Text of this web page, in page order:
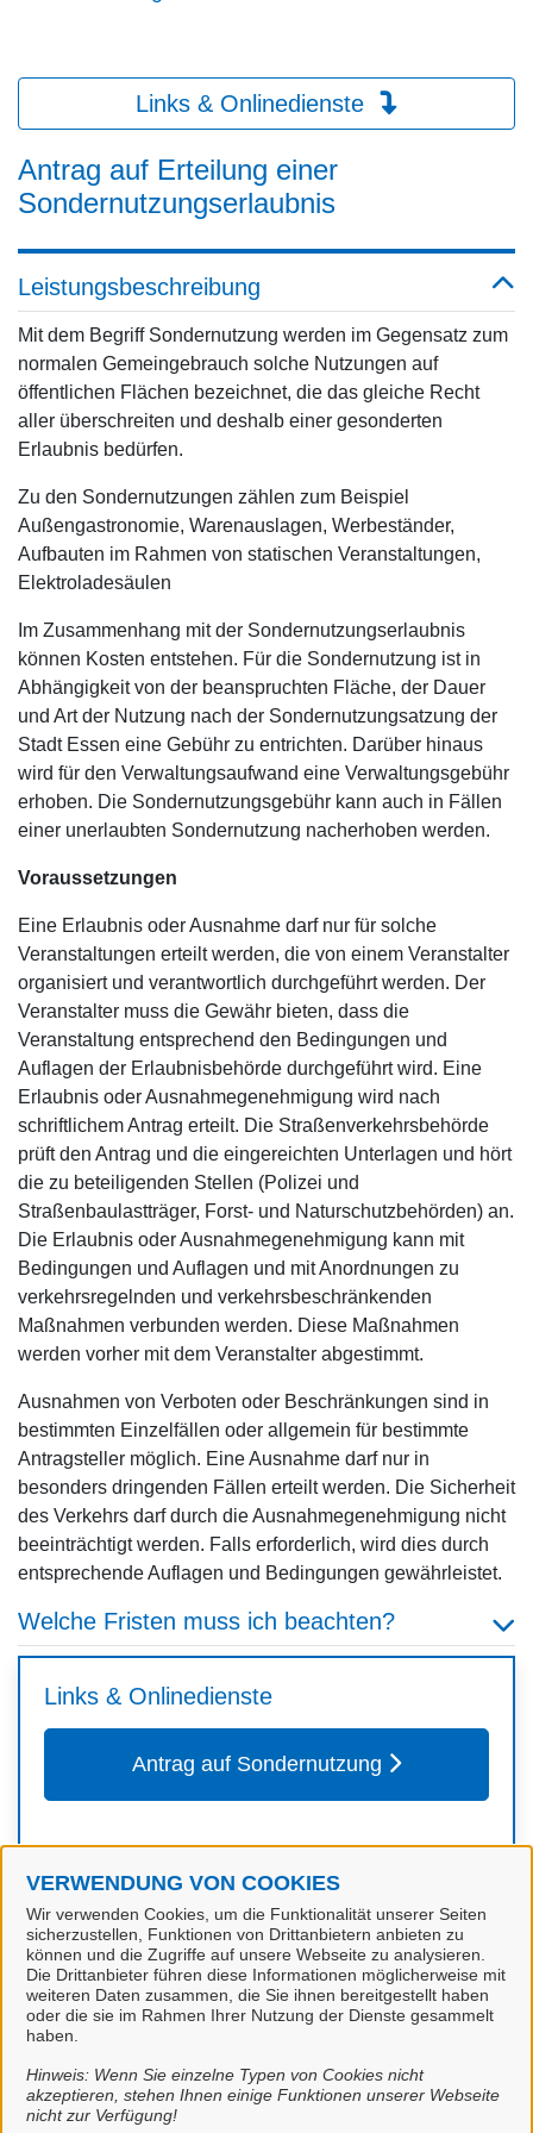
VERWENDUNG VON COOKIES
Wir verwenden Cookies, um die Funktionalität unserer Seiten
sicherzustellen, Funktionen von Drittanbietern anbieten zu
können und die Zugriffe auf unsere Webseite zu analysieren.
Die Drittanbieter führen diese Informationen möglicherweise mit
weiteren Daten zusammen, die Sie ihnen bereitgestellt haben
oder die sie im Rahmen Ihrer Nutzung der Dienste gesammelt
haben.
Hinweis: Wenn Sie einzelne Typen von Cookies nicht
akzeptieren, stehen Ihnen einige Funktionen unserer Webseite
nicht zur Verfügung!
Links & Onlinedienste
Antrag auf Erteilung einer
Sondernutzungserlaubnis
Leistungsbeschreibung
Mit dem Begriff Sondernutzung werden im Gegensatz zum
normalen Gemeingebrauch solche Nutzungen auf
öffentlichen Flächen bezeichnet, die das gleiche Recht
aller überschreiten und deshalb einer gesonderten
Erlaubnis bedürfen.
Zu den Sondernutzungen zählen zum Beispiel
Außengastronomie, Warenauslagen, Werbeständer,
Aufbauten im Rahmen von statischen Veranstaltungen,
Elektroladesäulen
Im Zusammenhang mit der Sondernutzungserlaubnis
können Kosten entstehen. Für die Sondernutzung ist in
Abhängigkeit von der beanspruchten Fläche, der Dauer
und Art der Nutzung nach der Sondernutzungsatzung der
Stadt Essen eine Gebühr zu entrichten. Darüber hinaus
wird für den Verwaltungsaufwand eine Verwaltungsgebühr
erhoben. Die Sondernutzungsgebühr kann auch in Fällen
einer unerlaubten Sondernutzung nacherhoben werden.
Voraussetzungen
Eine Erlaubnis oder Ausnahme darf nur für solche
Veranstaltungen erteilt werden, die von einem Veranstalter
organisiert und verantwortlich durchgeführt werden. Der
Veranstalter muss die Gewähr bieten, dass die
Veranstaltung entsprechend den Bedingungen und
Auflagen der Erlaubnisbehörde durchgeführt wird. Eine
Erlaubnis oder Ausnahmegenehmigung wird nach
schriftlichem Antrag erteilt. Die Straßenverkehrsbehörde
prüft den Antrag und die eingereichten Unterlagen und hört
die zu beteiligenden Stellen (Polizei und
Straßenbaulastträger, Forst- und Naturschutzbehörden) an.
Die Erlaubnis oder Ausnahmegenehmigung kann mit
Bedingungen und Auflagen und mit Anordnungen zu
verkehrsregelnden und verkehrsbeschränkenden
Maßnahmen verbunden werden. Diese Maßnahmen
werden vorher mit dem Veranstalter abgestimmt.
Ausnahmen von Verboten oder Beschränkungen sind in
bestimmten Einzelfällen oder allgemein für bestimmte
Antragsteller möglich. Eine Ausnahme darf nur in
besonders dringenden Fällen erteilt werden. Die Sicherheit
des Verkehrs darf durch die Ausnahmegenehmigung nicht
beeinträchtigt werden. Falls erforderlich, wird dies durch
entsprechende Auflagen und Bedingungen gewährleistet.
Welche Fristen muss ich beachten?
Links & Onlinedienste
Antrag auf Sondernutzung
Kontakt
Ordnung